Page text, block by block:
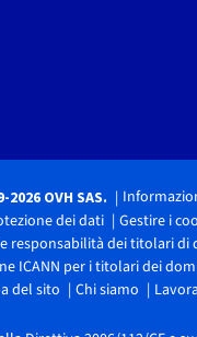
OVH SAS.
dei dati
Gestire i
responsabilità dei titolari di
ICANN per i titolari dei
del sito
Chi siamo